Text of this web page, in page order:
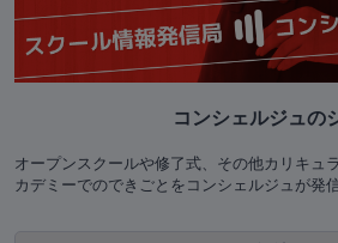
コンシェルジュの
オープンスクールや修了式、その他カリキュ
カデミーでのできごとをコンシェルジュが発